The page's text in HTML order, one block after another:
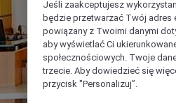
Jeśli zaakceptujesz
będzie przetwarzać Twój adres
powiązany z Twoimi danymi
aby wyświetlać Ci
społecznościowych. Twoje
trzecie. Aby dowiedzieć się
przycisk "Personalizuj”.